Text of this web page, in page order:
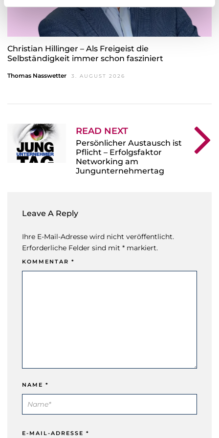
Christian Hillinger – Als Freigeist die
Selbständigkeit immer schon fasziniert
Thomas Nasswetter 3. AUGUST 2026
READ NEXT
Persönlicher Austausch ist
Pflicht – Erfolgsfaktor
Networking am
Jungunternehmertag
Leave A Reply
Ihre E-Mail-Adresse wird nicht veröffentlicht.
Erforderliche Felder sind mit * markiert.
KOMMENTAR *
NAME *
E-MAIL-ADRESSE *